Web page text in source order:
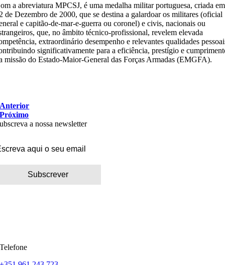
a abreviatura MPCSJ, é uma medalha militar portuguesa, criada em
de Dezembro de 2000, que se destina a galardoar os militares (oficial
e capitão-de-mar-e-guerra ou coronel) e civis, nacionais ou
que, no âmbito técnico-profissional, revelem elevada
extraordinário desempenho e relevantes qualidades
significativamente para a eficiência, prestígio e
missão do Estado-Maior-General das Forças Armadas (EMGFA).
Anterior
Próximo
a nossa newsletter
Telefone